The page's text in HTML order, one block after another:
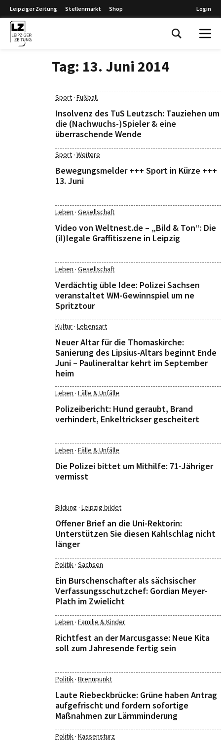
Leipziger Zeitung Stellenmarkt Shop Login
Tag: 13. Juni 2014
Sport· Fußball
Insolvenz des TuS Leutzsch: Tauziehen um
die (Nachwuchs-)Spieler & eine
überraschende Wende
Sport· Weitere
Bewegungsmelder +++ Sport in Kürze +++
13. Juni
Leben · Gesellschaft
Video von Weltnest.de – „Bild & Ton“: Die
(il)legale Graffitiszene in Leipzig
Leben · Gesellschaft
Verdächtig üble Idee: Polizei Sachsen
veranstaltet WM-Gewinnspiel um ne
Spritztour
Kultur· Lebensart
Neuer Altar für die Thomaskirche:
Sanierung des Lipsius-Altars beginnt Ende
Juni – Paulineraltar kehrt im September
heim
Leben · Fälle & Unfälle
Polizeibericht: Hund geraubt, Brand
verhindert, Enkeltrickser gescheitert
Leben · Fälle & Unfälle
Die Polizei bittet um Mithilfe: 71-Jähriger
vermisst
Bildung · Leipzig bildet
Offener Brief an die Uni-Rektorin:
Unterstützen Sie diesen Kahlschlag nicht
länger
Politik· Sachsen
Ein Burschenschafter als sächsischer
Verfassungsschutzchef: Gordian Meyer-
Plath im Zwielicht
Leben · Familie & Kinder
Richtfest an der Marcusgasse: Neue Kita
soll zum Jahresende fertig sein
Politik· Brennpunkt
Laute Riebeckbrücke: Grüne haben Antrag
aufgefrischt und fordern sofortige
Maßnahmen zur Lärmminderung
Politik· Kassensturz